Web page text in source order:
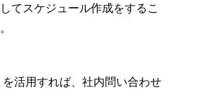
てスケジュール作成をするこ
活用すれば、社内問い合わせ